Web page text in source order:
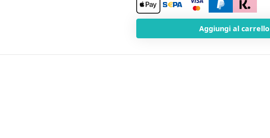
Aggiungi al carrello